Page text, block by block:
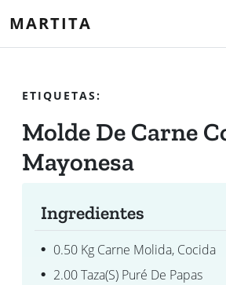
MARTITA
ETIQUETAS:
Molde De Carne
Mayonesa
Ingredientes
0.50 Kg Carne Molida, Cocida
2.00 Taza(s) Puré De Papas